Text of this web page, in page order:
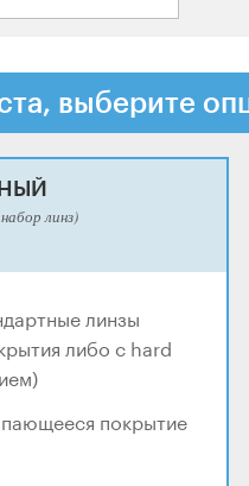
выберите
линз)
линзы
либо с hard
покрытие